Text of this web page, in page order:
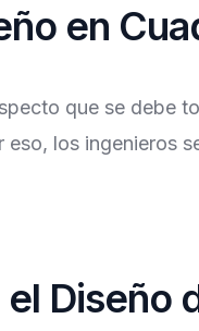
en
que se debe
los ingenieros
Diseño